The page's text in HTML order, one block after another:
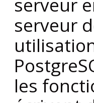
serveur
les